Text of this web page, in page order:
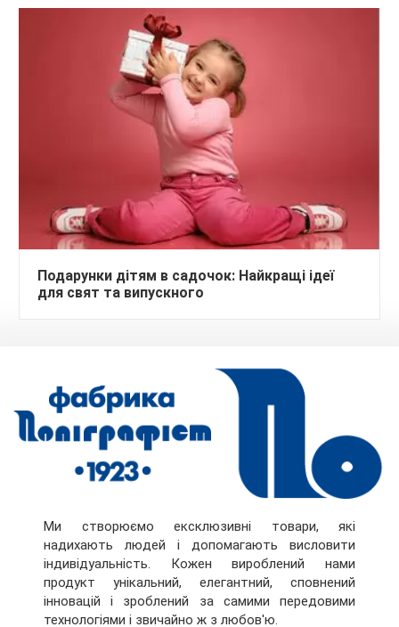
Подарунки дітям в садочок: Найкращі ідеї
для свят та випускного
Ми створюємо ексклюзивні товари, які
надихають людей і допомагають висловити
індивідуальність. Кожен вироблений нами
продукт унікальний, елегантний, сповнений
інновацій і зроблений за самими передовими
технологіями і звичайно ж з любов'ю.